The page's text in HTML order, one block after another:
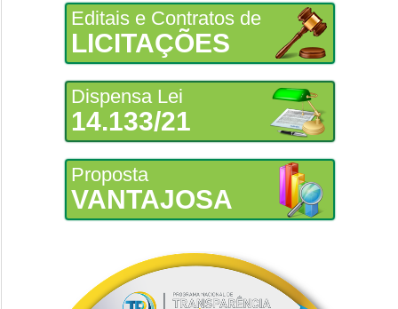
Editais e Contratos de
LICITAÇÕES
Dispensa Lei
14.133/21
Proposta
VANTAJOSA